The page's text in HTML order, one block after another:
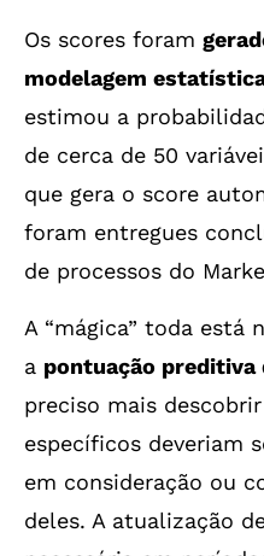
Os scores foram
modelagem
estimou a
de cerca de 50
que gera o score
foram entregues
de processos do
A “mágica” toda está
a pontuação preditiva
preciso mais
específicos deveriam
em consideração ou
deles. A atualização